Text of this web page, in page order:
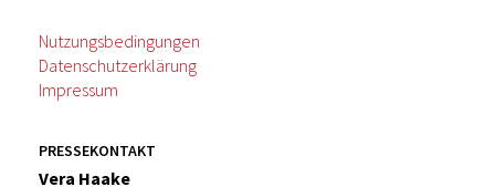
Nutzungsbedingungen
Datenschutzerklärung
Impressum
PRESSEKONTAKT
Vera Haake